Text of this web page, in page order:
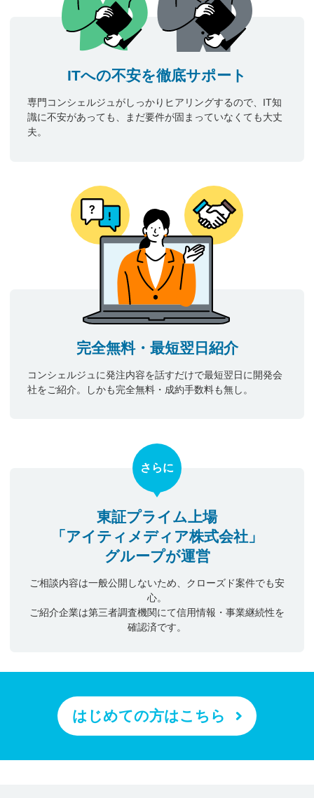
ITへの不安を徹底サポート
専門コンシェルジュがしっかりヒアリングするので、IT知
識に不安があっても、まだ要件が固まっていなくても大丈
夫。
完全無料・最短翌日紹介
コンシェルジュに発注内容を話すだけで最短翌日に開発会
社をご紹介。しかも完全無料・成約手数料も無し。
さらに
東証プライム上場
「アイティメディア株式会社」
グループが運営
ご相談内容は一般公開しないため、クローズド案件でも安
心。
ご紹介企業は第三者調査機関にて信用情報・事業継続性を
確認済です。
はじめての方はこちら